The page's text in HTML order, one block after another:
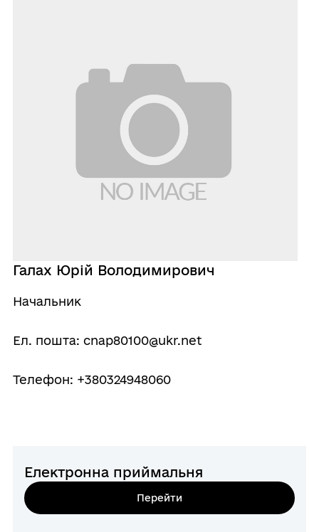
Галах Юрій Володимирович
Начальник
Ел. пошта: cnap80100@ukr.net
Телефон: +380324948060
Електронна приймальня
Перейти